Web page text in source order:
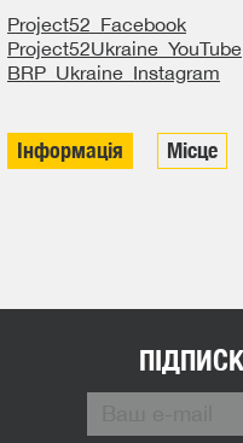
Рroject52_Facebook
Project52Ukraine_YouTube
BRP_Ukraine_Instagram
Інформація Місце